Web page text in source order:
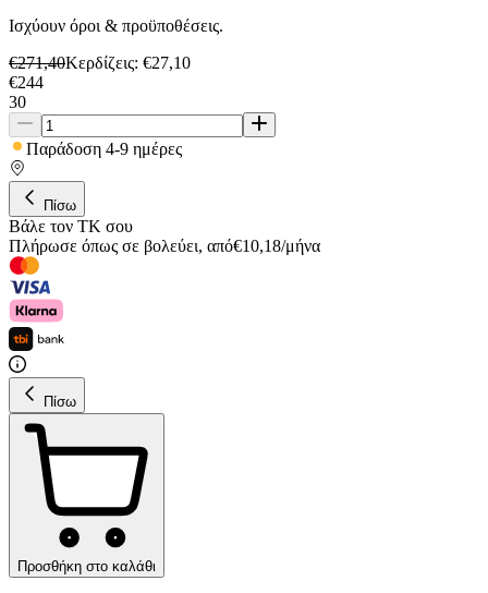
Ισχύουν όροι & προϋποθέσεις.
€271,40Κερδίζεις: €27,10
€244
30
Παράδοση 4-9 ημέρες
Πίσω
Βάλε τον ΤΚ σου
Πλήρωσε όπως σε βολεύει, από€10,18/μήνα
Πίσω
Προσθήκη στο καλάθι